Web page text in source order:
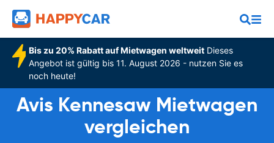
Bis zu 20% Rabatt auf Mietwagen weltweitDieses
Angebot ist gültig bis 11. August 2026 - nutzen Sie es
noch heute!
Avis Kennesaw Mietwagen
vergleichen